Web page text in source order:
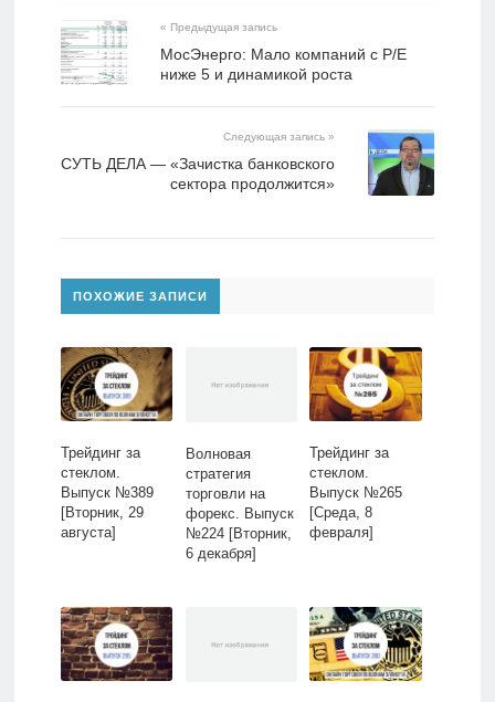
« Предыдущая запись
МосЭнерго: Мало компаний с P/E
ниже 5 и динамикой роста
Следующая запись »
СУТЬ ДЕЛА — «Зачистка банковского
сектора продолжится»
ПОХОЖИЕ ЗАПИСИ
Трейдинг за
стеклом.
Выпуск №389
[Вторник, 29
августа]
Волновая
стратегия
торговли на
форекс. Выпуск
№224 [Вторник,
6 декабря]
Трейдинг за
стеклом.
Выпуск №265
[Среда, 8
февраля]